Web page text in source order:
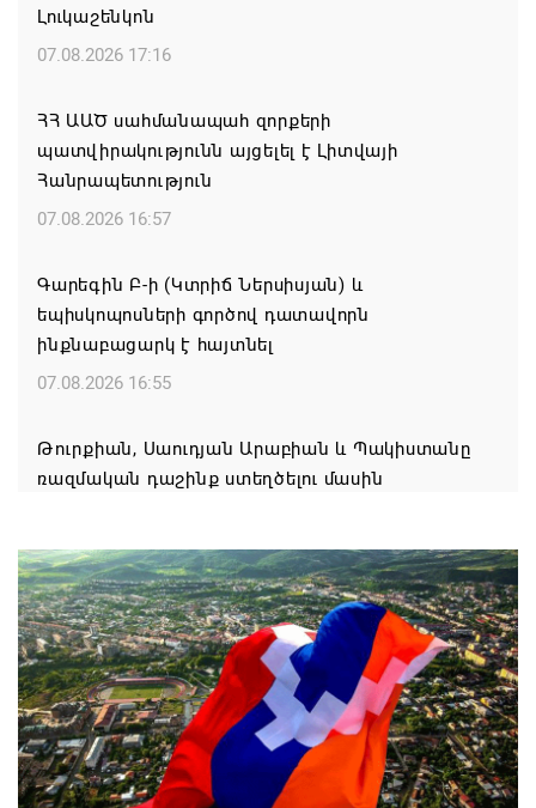
Լուկաշենկոն
07.08.2026 17:16
ՀՀ ԱԱԾ սահմանապահ զորքերի
պատվիրակությունն այցելել է Լիտվայի
Հանրապետություն
07.08.2026 16:57
Գարեգին Բ-ի (Կտրիճ Ներսիսյան) և
եպիսկոպոսների գործով դատավորն
ինքնաբացարկ է հայտնել
07.08.2026 16:55
Թուրքիան, Սաուդյան Արաբիան և Պակիստանը
ռազմական դաշինք ստեղծելու մասին
07.08.2026 16:43
Հայ ժողովուրդն է ընտրում Հայոց Հայրապետին և
հեռացնելու ընթացակարգ չկա
07.08.2026 16:39
Կաթողիկոսի և 6 եպիսկոպոսի գործով դատական
նիստը կանցկացվի դռնփակ